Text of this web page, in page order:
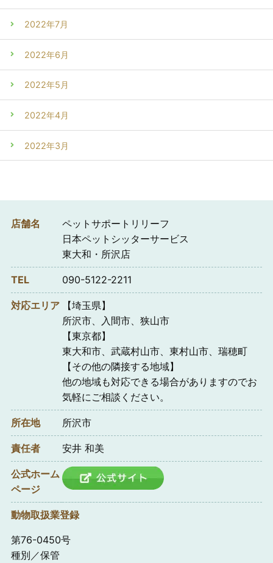
2022年7月
2022年6月
2022年5月
2022年4月
2022年3月
店舗名
ペットサポートリリーフ
日本ペットシッターサービス
東大和・所沢店
TEL 090-5122-2211
対応エリア
【埼玉県】
所沢市、入間市、狭山市
【東京都】
東大和市、武蔵村山市、東村山市、瑞穂町
【その他の隣接する地域】
他の地域も対応できる場合がありますのでお
気軽にご相談ください。
所在地 所沢市
責任者 安井 和美
公式ホーム
ページ
動物取扱業登録
第76-0450号
種別／保管